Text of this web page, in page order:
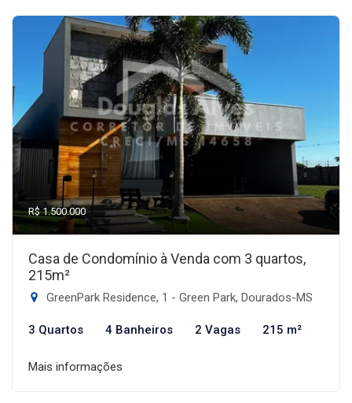
R$ 1.500.000
Casa de Condomínio à Venda com 3 quartos,
215m²
GreenPark Residence, 1 - Green Park, Dourados-MS
3 Quartos 4 Banheiros 2 Vagas 215 m²
Mais informações